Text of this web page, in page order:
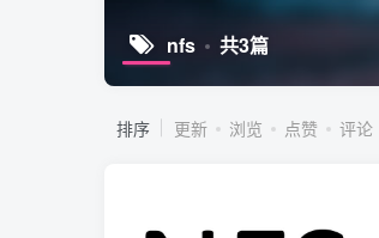
nfs 共3篇
排序 更新 浏览 点赞 评论